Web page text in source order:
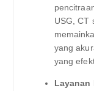
USG, CT
yang
yang
Layanan